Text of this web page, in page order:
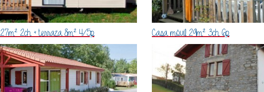
2ch + terraza 8m² 4/5p Casa móvil 29m² 3ch 6p